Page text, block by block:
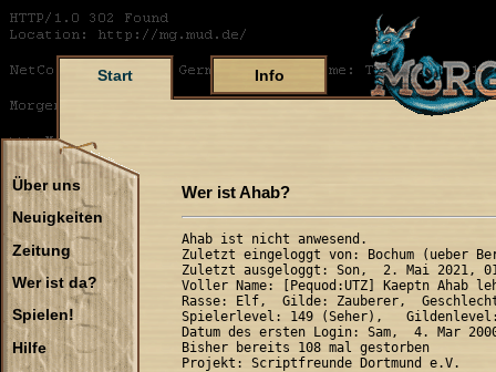
Start Info
Über uns
Neuigkeiten
Zeitung
Wer ist da?
Spielen!
Hilfe
Wer ist Ahab?
Ahab ist nicht anwesend.
Zuletzt eingeloggt von: Bochum (ueber
Zuletzt ausgeloggt: Son,  2. Mai 2021,
Voller Name: [Pequod:UTZ] Kaeptn Ahab
Rasse: Elf,  Gilde: Zauberer,
Spielerlevel: 149 (Seher),
Datum des ersten Login: Sam,  4. Mar
Bisher bereits 108 mal gestorben